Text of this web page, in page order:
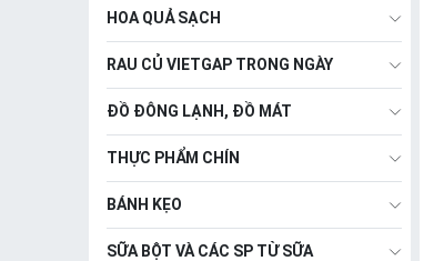
HOA QUẢ SẠCH
RAU CỦ VIETGAP TRONG NGÀY
ĐỒ ĐÔNG LẠNH, ĐỒ MÁT
THỰC PHẨM CHÍN
BÁNH KẸO
SỮA BỘT VÀ CÁC SP TỪ SỮA